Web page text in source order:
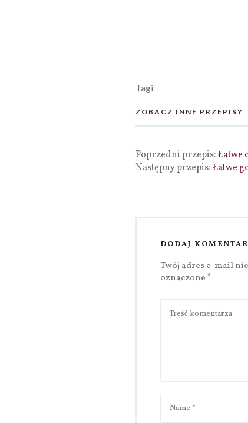
Tagi
ZOBACZ INNE PRZEPISY
Poprzedni przepis:Łatwe
Następny przepis:Łatwe
DODAJ
Twój adres e-mail
oznaczone *